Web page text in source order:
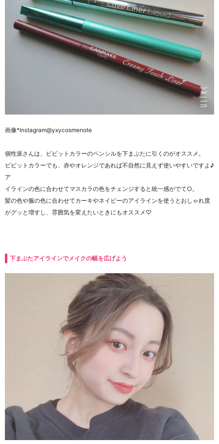
画像*Instagram@yxycosmenote
個性派さんは、ビビットカラーのペンシルを下まぶたに引くのがオススメ。
ビビットカラーでも、赤やオレンジであれば不自然に見えず使いやすいですよ♪
ア
イラインの色に合わせてマスカラの色をチェンジすると統一感がでて○。
髪の色や服の色に合わせてカーキやネイビーのアイラインを使うとおしゃれ度
がグッと増すし、雰囲気を変えたいときにもオススメ♡
下まぶたアイラインでメイクの幅を広げよう